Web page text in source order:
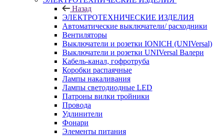
Назад
ЭЛЕКТРОТЕХНИЧЕСКИЕ ИЗДЕЛИЯ
Автоматические выключатели/ расходники
Вентиляторы
Выключатели и розетки IONICH (UNIVersal)
Выключатели и розетки UNIVersal Валери
Кабель-канал, гофротруба
Коробки распаячные
Лампы накаливания
Лампы светодиодные LED
Патроны вилки тройники
Провода
Удлинители
Фонари
Элементы питания